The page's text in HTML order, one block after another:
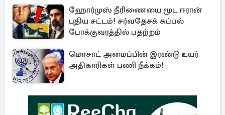
ஹோர்முஸ் நீரிணையை மூட ஈரான்
புதிய சட்டம்! சர்வதேசக் கப்பல்
போக்குவரத்தில் பதற்றம்
மொசாட் அமைப்பின் இரண்டு உயர்
அதிகாரிகள் பணி நீக்கம்!